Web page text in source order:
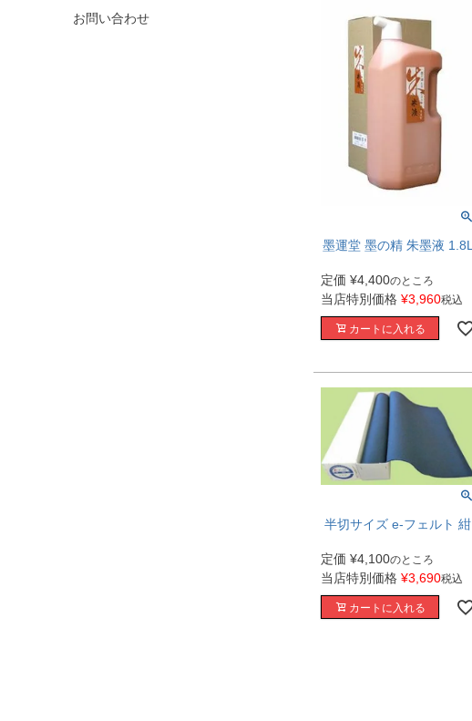
お問い合わせ
墨運堂 墨の精 朱墨液 1.8L
定価 ¥4,400のところ
当店特別価格 ¥3,960税込
カートに入れる
半切サイズ e-フェルト 紺
定価 ¥4,100のところ
当店特別価格 ¥3,690税込
カートに入れる